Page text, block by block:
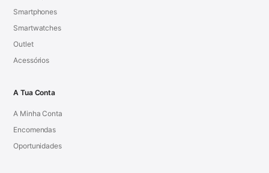
Smartphones
Smartwatches
Outlet
Acessórios
A Tua Conta
A Minha Conta
Encomendas
Oportunidades